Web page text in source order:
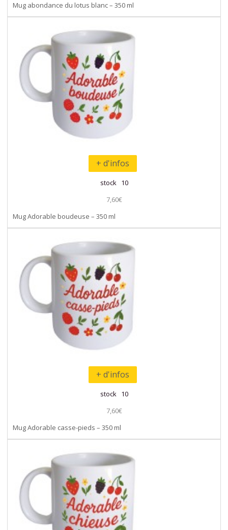
Mug abondance du lotus blanc – 350 ml
+ d'infos
stock 10
7,60€
Mug Adorable boudeuse – 350 ml
+ d'infos
stock 10
7,60€
Mug Adorable casse-pieds – 350 ml